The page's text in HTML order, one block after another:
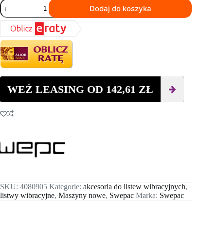
ilość
Wygładzająca
listwa
wibracyjna
napęd
spalinowy
SWEPAC
FBP-
H
Dodaj do koszyka
WEŹ LEASING OD 142,61 ZŁ
SKU: 4080905 Kategorie: akcesoria do listew wibracyjnych,
listwy wibracyjne, Maszyny nowe, Swepac Marka: Swepac